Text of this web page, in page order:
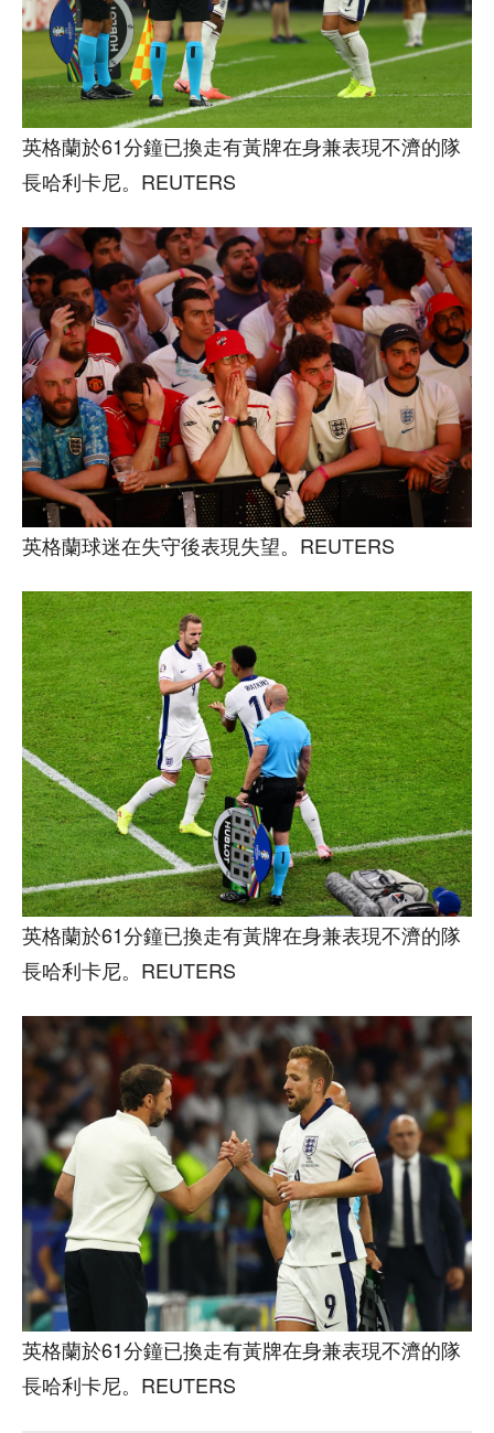
英格蘭於61分鐘已換走有黃牌在身兼表現不濟的隊
長哈利卡尼。REUTERS
英格蘭球迷在失守後表現失望。REUTERS
英格蘭於61分鐘已換走有黃牌在身兼表現不濟的隊
長哈利卡尼。REUTERS
英格蘭於61分鐘已換走有黃牌在身兼表現不濟的隊
長哈利卡尼。REUTERS